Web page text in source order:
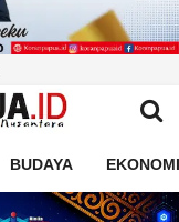
BUDAYA EKONOMI